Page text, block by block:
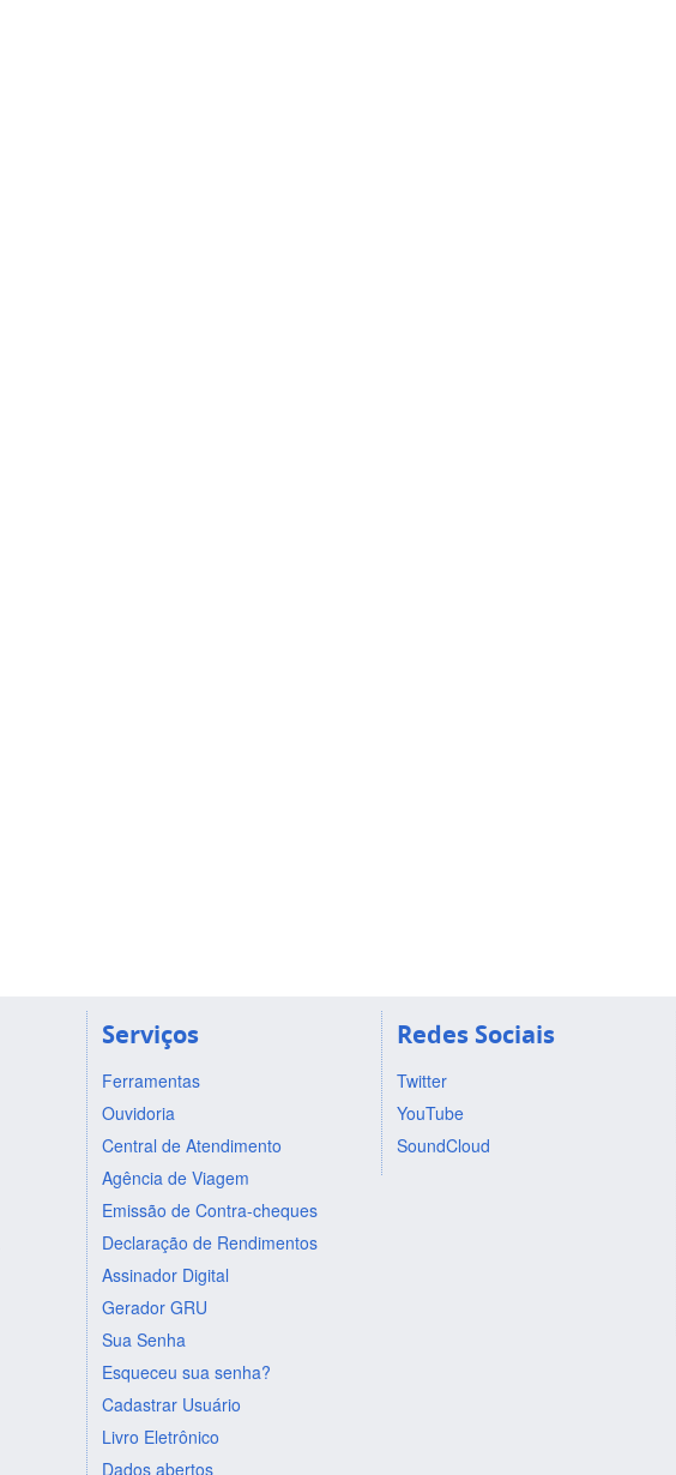
Serviços
Ferramentas
Ouvidoria
Central de Atendimento
Agência de Viagem
Emissão de Contra-cheques
Declaração de Rendimentos
Assinador Digital
Gerador GRU
Sua Senha
Esqueceu sua senha?
Cadastrar Usuário
Livro Eletrônico
Dados abertos
Redes Sociais
Twitter
YouTube
SoundCloud